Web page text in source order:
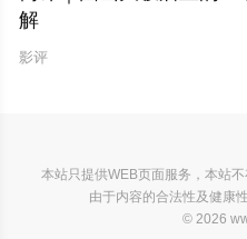
解
影评
本站只提供WEB页面服务，本站
由于内容的合法性及健康
© 2026